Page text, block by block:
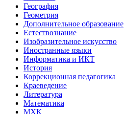
География
Геометрия
Дополнительное образование
Естествознание
Изобразительное искусство
Иностранные языки
Информатика и ИКТ
История
Коррекционная педагогика
Краеведение
Литература
Математика
МХК